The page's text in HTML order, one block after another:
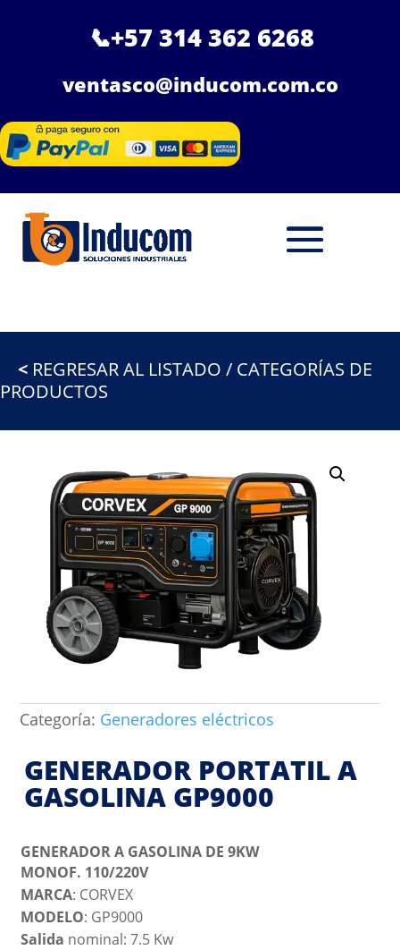
📞+57 314 362 6268
ventasco@inducom.com.co
< REGRESAR AL LISTADO / CATEGORÍAS DE
PRODUCTOS
Categoría: Generadores eléctricos
GENERADOR PORTATIL A
GASOLINA GP9000
GENERADOR A GASOLINA DE 9KW
MONOF. 110/220V
MARCA: CORVEX
MODELO: GP9000
Salida nominal: 7.5 Kw